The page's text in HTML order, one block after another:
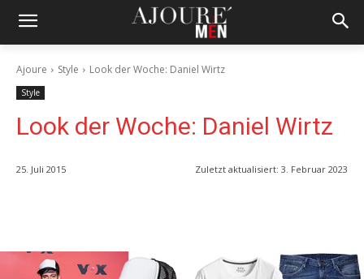
Ajoure Style Look der Woche: Daniel Wirtz
Style
Look der Woche: Daniel Wirtz
25. Juli 2015 Zuletzt aktualisiert: 3. Februar 2023